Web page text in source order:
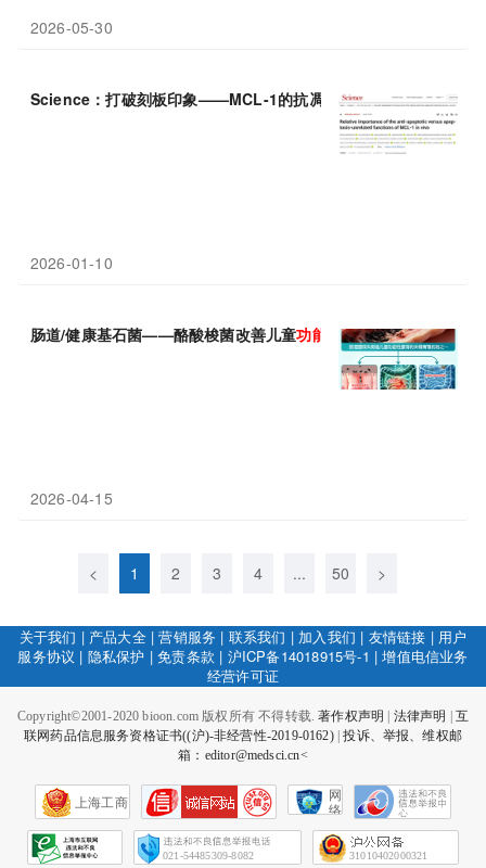
2026-05-30
Science：打破刻板印象——MCL-1的抗凋亡功能是生存必需，而
2026-01-10
肠道/健康基石菌——酪酸梭菌改善儿童功能 性腹泻的关键作用
2026-04-15
< 1 2 3 4 ... 50 >
关于我们 | 产品大全|营销服务 | 联系我们 | 加入我们 | 友情链接 | 用户
服务协议 | 隐私保护 |免责条款 | 沪ICP备14018915号-1 |增值电信业务
经营许可证
Copyright©2001-2020 bioon.com 版权所有 不得转载.著作权声明 法律声明
互
联网药品信息服务资格证书((沪)-非经营性-2019-0162)|投诉、举报、维权邮
箱：editor@medsci.cn<
上海工商
网
络
会
征
021-54485309-8082 31010402000321